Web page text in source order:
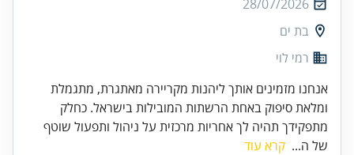
28/07/2026
בת ים
רמי לוי
אנחנו מזמינים אותך ליהנות מקריירה מאתגרת, מתגמלת
ומלאת סיפוק באחת הרשתות המובילות בישראל. כחלק
מתפקידך תהיה לך אחריות מרכזית על ניהול ותפעול שוטף
של ה... קרא עוד